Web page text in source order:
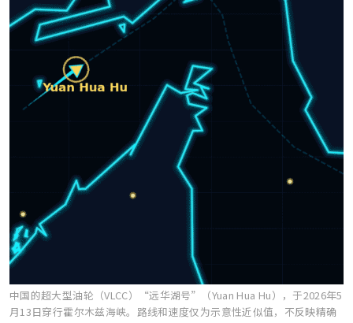
中国的超大型油轮（VLCC）“远华湖号”（Yuan Hua Hu），于2026年5
月13日穿行霍尔木兹海峡。路线和速度仅为示意性近似值，不反映精确